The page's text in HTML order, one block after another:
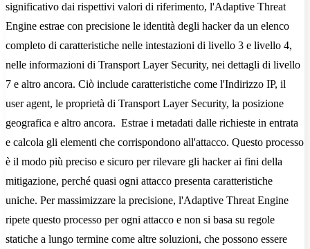
significativo dai rispettivi valori di riferimento, l'Adaptive Threat
Engine estrae con precisione le identità degli hacker da un elenco
completo di caratteristiche nelle intestazioni di livello 3 e livello 4,
nelle informazioni di Transport Layer Security, nei dettagli di livello
7 e altro ancora. Ciò include caratteristiche come l'Indirizzo IP, il
user agent, le proprietà di Transport Layer Security, la posizione
geografica e altro ancora. Estrae i metadati dalle richieste in entrata
e calcola gli elementi che corrispondono all'attacco. Questo processo
è il modo più preciso e sicuro per rilevare gli hacker ai fini della
mitigazione, perché quasi ogni attacco presenta caratteristiche
uniche. Per massimizzare la precisione, l'Adaptive Threat Engine
ripete questo processo per ogni attacco e non si basa su regole
statiche a lungo termine come altre soluzioni, che possono essere